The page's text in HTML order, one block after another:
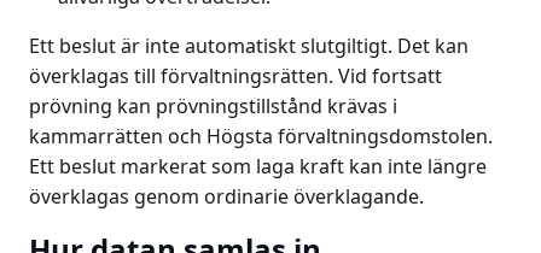
Ett beslut är inte automatiskt slutgiltigt. Det kan
överklagas till förvaltningsrätten. Vid fortsatt
prövning kan prövningstillstånd krävas i
kammarrätten och Högsta förvaltningsdomstolen.
Ett beslut markerat som laga kraft kan inte längre
överklagas genom ordinarie överklagande.